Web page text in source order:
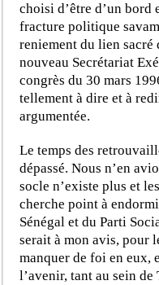
choisi d’être d’un bord
fracture politique
reniement du lien sacré
nouveau Secrétariat
congrès du 30 mars
tellement à dire et à
argumentée.
Le temps des
dépassé. Nous n’en
socle n’existe plus et
cherche point à
Sénégal et du Parti
serait à mon avis, pour
manquer de foi en eux,
l’avenir, tant au sein de